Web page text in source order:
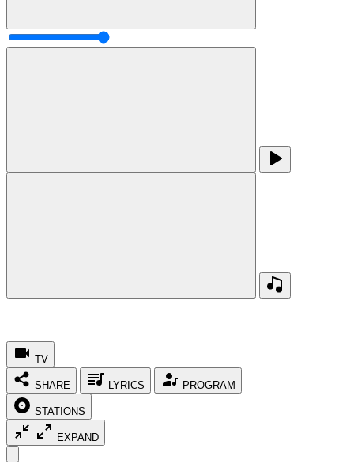
TV
SHARE LYRICS PROGRAM
STATIONS
EXPAND